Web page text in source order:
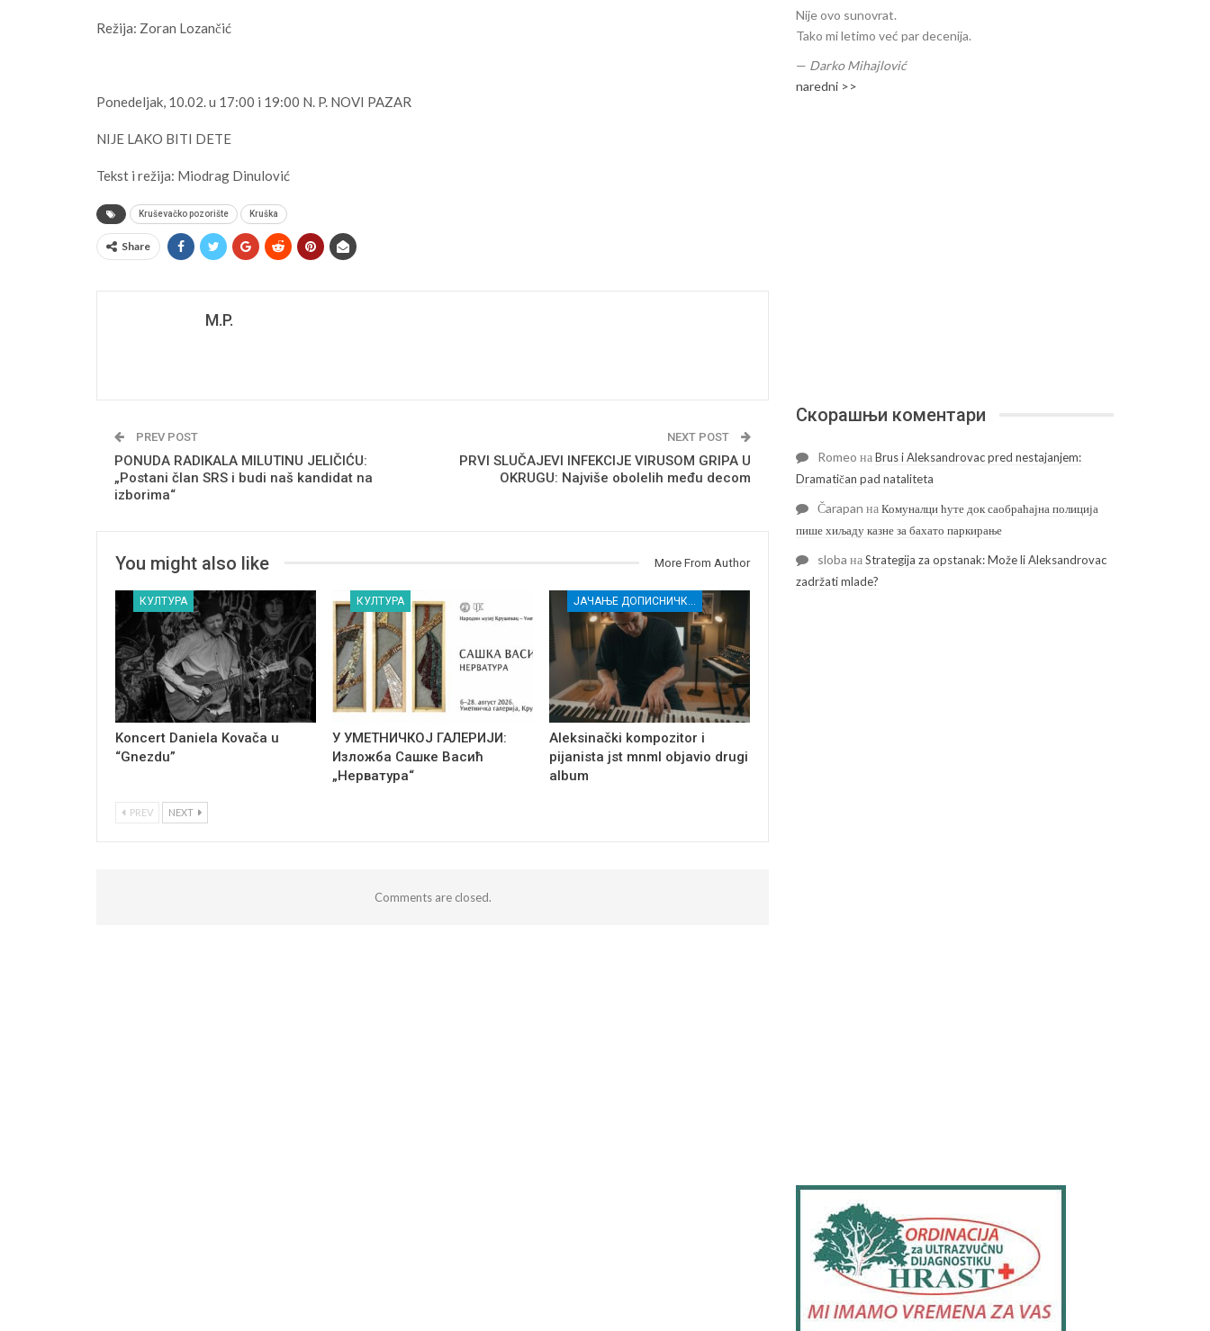
Režija: Zoran Lozančić
Ponedeljak, 10.02. u 17:00 i 19:00 N. P. NOVI PAZAR
NIJE LAKO BITI DETE
Tekst i režija: Miodrag Dinulović
Kruševačko pozorište Kruška
Share
M.P.
PREV POST
PONUDA RADIKALA MILUTINU JELIČIĆU:
„Postani član SRS i budi naš kandidat na
izborima“
NEXT POST
PRVI SLUČAJEVI INFEKCIJE VIRUSOM GRIPA U
OKRUGU: Najviše obolelih među decom
You might also like More From Author
КУЛТУРА
Koncert Daniela Kovača u
“Gnezdu”
КУЛТУРА
У УМЕТНИЧКОЈ ГАЛЕРИЈИ:
Изложба Сашке Васић
„Нерватура“
ЈАЧАЊЕ ДОПИСНИЧКЕ МРЕЖЕ НЕЗАВИСНИХ МЕДИЈА У РАСИНСКОМ ОКРУГУ
Aleksinački kompozitor i
pijanista jst mnml objavio drugi
album
PREV NEXT
Comments are closed.
Nije ovo sunovrat.
Tako mi letimo već par decenija.
— Darko Mihajlović
naredni >>
Скорашњи коментари
Romeo наBrus i Aleksandrovac pred nestajanjem:
Dramatičan pad nataliteta
Čarapan наКомуналци ћуте док саобраћајна полиција
пише хиљаду казне за бахато паркирање
sloba наStrategija za opstanak: Može li Aleksandrovac
zadržati mlade?